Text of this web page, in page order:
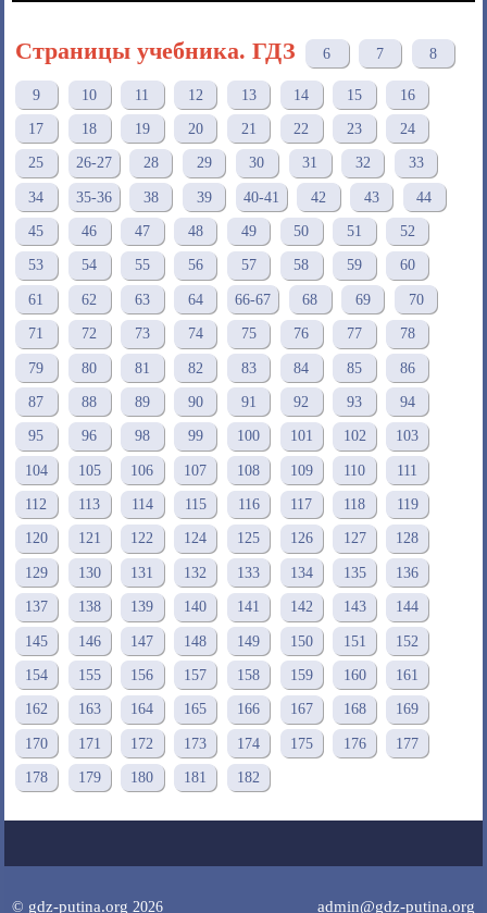
Страницы учебника. ГДЗ 6 7 8
9 10 11 12 13 14 15 16
17 18 19 20 21 22 23 24
25 26-27 28 29 30 31 32 33
34 35-36 38 39 40-41 42 43 44
45 46 47 48 49 50 51 52
53 54 55 56 57 58 59 60
61 62 63 64 66-67 68 69 70
71 72 73 74 75 76 77 78
79 80 81 82 83 84 85 86
87 88 89 90 91 92 93 94
95 96 98 99 100 101 102 103
104 105 106 107 108 109 110 111
112 113 114 115 116 117 118 119
120 121 122 124 125 126 127 128
129 130 131 132 133 134 135 136
137 138 139 140 141 142 143 144
145 146 147 148 149 150 151 152
154 155 156 157 158 159 160 161
162 163 164 165 166 167 168 169
170 171 172 173 174 175 176 177
178 179 180 181 182
© gdz-putina.org 2026 admin@gdz-putina.org